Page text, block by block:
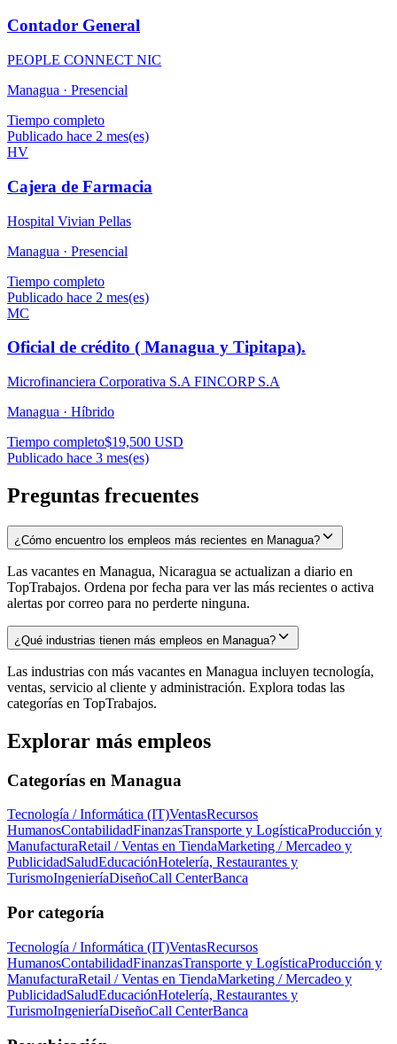
Contador General
PEOPLE CONNECT NIC
Managua · Presencial
Tiempo completo
Publicado hace 2 mes(es)
HV
Cajera de Farmacia
Hospital Vivian Pellas
Managua · Presencial
Tiempo completo
Publicado hace 2 mes(es)
MC
Oficial de crédito ( Managua y Tipitapa).
Microfinanciera Corporativa S.A FINCORP S.A
Managua · Híbrido
Tiempo completo$19,500 USD
Publicado hace 3 mes(es)
Preguntas frecuentes
¿Cómo encuentro los empleos más recientes en Managua?
Las vacantes en Managua, Nicaragua se actualizan a diario en
TopTrabajos. Ordena por fecha para ver las más recientes o activa
alertas por correo para no perderte ninguna.
¿Qué industrias tienen más empleos en Managua?
Las industrias con más vacantes en Managua incluyen tecnología,
ventas, servicio al cliente y administración. Explora todas las
categorías en TopTrabajos.
Explorar más empleos
Categorías en Managua
Tecnología / Informática (IT)VentasRecursos
HumanosContabilidadFinanzasTransporte y LogísticaProducción y
ManufacturaRetail / Ventas en TiendaMarketing / Mercadeo y
PublicidadSaludEducaciónHotelería, Restaurantes y
TurismoIngenieríaDiseñoCall CenterBanca
Por categoría
Tecnología / Informática (IT)VentasRecursos
HumanosContabilidadFinanzasTransporte y LogísticaProducción y
ManufacturaRetail / Ventas en TiendaMarketing / Mercadeo y
PublicidadSaludEducaciónHotelería, Restaurantes y
TurismoIngenieríaDiseñoCall CenterBanca